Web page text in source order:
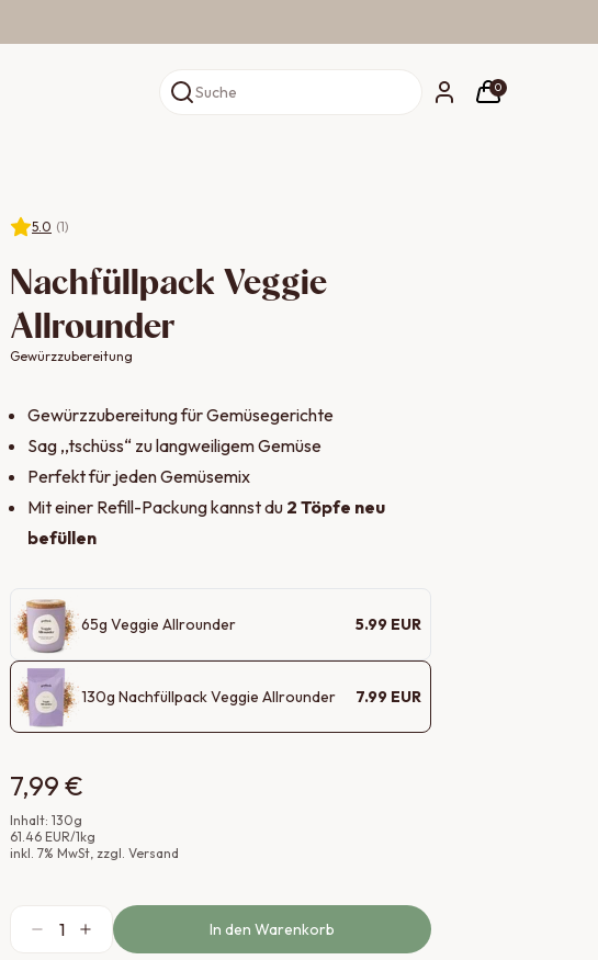
Suche 0
5.0 (1)
Nachfüllpack Veggie
Allrounder
Gewürzzubereitung
Gewürzzubereitung für Gemüsegerichte
Sag ,,tschüss“ zu langweiligem Gemüse
Perfekt für jeden Gemüsemix
Mit einer Refill-Packung kannst du 2 Töpfe neu
befüllen
65g Veggie Allrounder 5.99 EUR
130g Nachfüllpack Veggie Allrounder 7.99 EUR
7,99 €
Inhalt: 130g
61.46 EUR/1kg
inkl. 7% MwSt , zzgl. Versand
1 In den Warenkorb